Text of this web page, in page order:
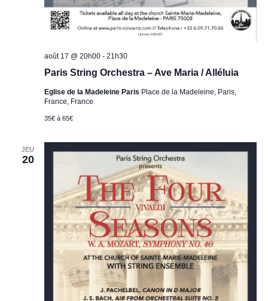
Paris String Orchestra – Ave Maria / Alléluia
août 17 @ 20h00- 21h30
Eglise de la Madeleine Paris Place de la Madeleine, Paris,
France, France
35€ à 65€
JEU
20